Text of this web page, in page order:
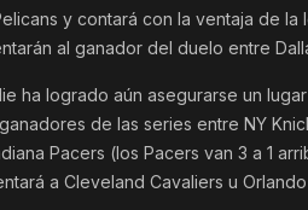
y contará con la ventaja de
al ganador del duelo entre
ha logrado aún asegurarse un
de las series entre NY
Pacers (los Pacers van 3 a 1
a Cleveland Cavaliers u